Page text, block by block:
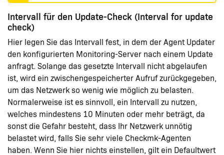
Intervall für den Update-Check (Interval for update
check)
Hier legen Sie das Intervall fest, in dem der Agent Updater
den konfigurierten Monitoring-Server nach einem Update
anfragt. Solange das gesetzte Intervall nicht abgelaufen
ist, wird ein zwischengespeicherter Aufruf zurückgegeben,
um das Netzwerk so wenig wie möglich zu belasten.
Normalerweise ist es sinnvoll, ein Intervall zu nutzen,
welches mindestens 10 Minuten oder mehr beträgt, da
sonst die Gefahr besteht, dass Ihr Netzwerk unnötig
belastet wird, falls Sie sehr viele Checkmk-Agenten
haben. Wenn Sie hier nichts einstellen, gilt ein Defaultwert